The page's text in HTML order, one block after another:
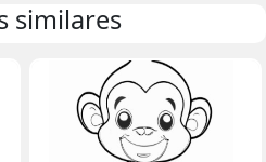
similares